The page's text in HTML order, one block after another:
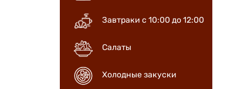
Завтраки с 10:00 до 12:00
Салаты
Холодные закуски